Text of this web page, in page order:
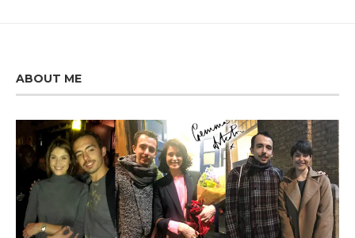
ABOUT ME